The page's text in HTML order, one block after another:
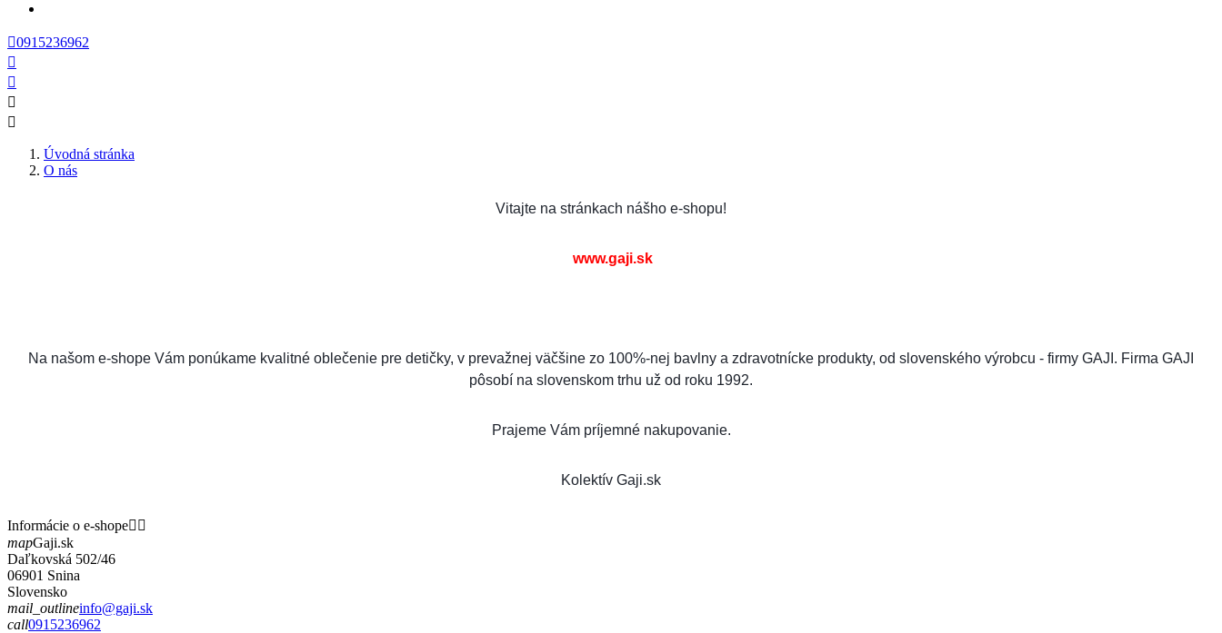
0915236962




Úvodná stránka
O nás
Vitajte na stránkach nášho e-shopu!
www.gaji.sk
Na našom e-shope Vám ponúkame kvalitné oblečenie pre detičky, v prevažnej väčšine zo 100%-nej bavlny a zdravotnícke produkty, od slovenského výrobcu - firmy GAJI. Firma GAJI
pôsobí na slovenskom trhu už od roku 1992.
Prajeme Vám príjemné nakupovanie.
Kolektív Gaji.sk
Informácie o e-shope 
mapGaji.sk
Daľkovská 502/46
06901 Snina
Slovensko
mail_outlineinfo@gaji.sk
call0915236962